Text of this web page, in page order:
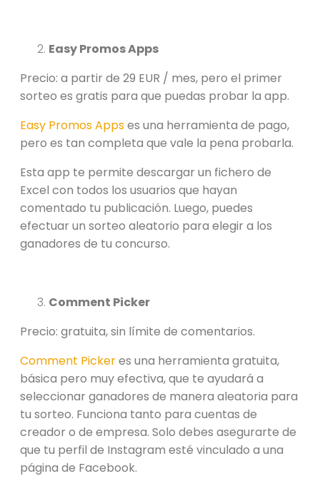
Easy Promos Apps
Precio: a partir de 29 EUR / mes, pero el primer
sorteo es gratis para que puedas probar la app.
Easy Promos Appses una herramienta de pago,
pero es tan completa que vale la pena probarla.
Esta app te permite descargar un fichero de
Excel con todos los usuarios que hayan
comentado tu publicación. Luego, puedes
efectuar un sorteo aleatorio para elegir a los
ganadores de tu concurso.
Comment Picker
Precio: gratuita, sin límite de comentarios.
Comment Pickeres una herramienta gratuita,
básica pero muy efectiva, que te ayudará a
seleccionar ganadores de manera aleatoria para
tu sorteo. Funciona tanto para cuentas de
creador o de empresa. Solo debes asegurarte de
que tu perfil de Instagram esté vinculado a una
página de Facebook.